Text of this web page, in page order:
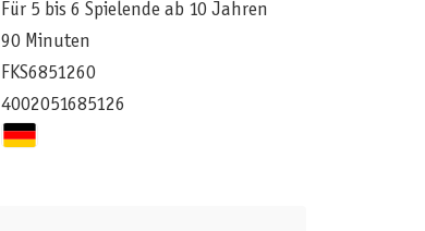
Für 5 bis 6 Spielende ab 10 Jahren
90 Minuten
FKS6851260
4002051685126